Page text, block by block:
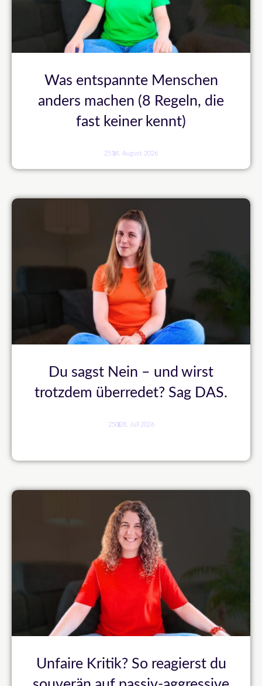
Was entspannte Menschen
anders machen (8 Regeln, die
fast keiner kennt)
2514. August 2026
Du sagst Nein – und wirst
trotzdem überredet? Sag DAS.
250 28. Juli 2026
Unfaire Kritik? So reagierst du